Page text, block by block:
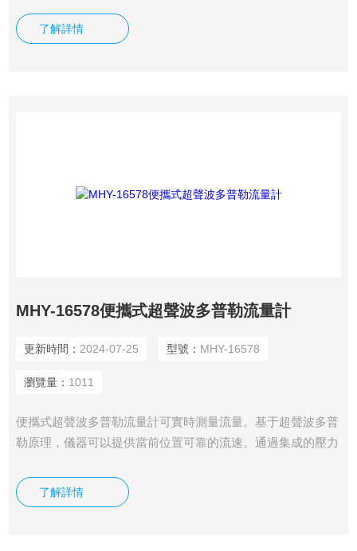
流量測量而研制的。
了解詳情
MHY-16578便攜式超聲波多普勒流量計
更新時間： 2024-07-25 型號： MHY-16578
瀏覽量： 1011
便攜式超聲波多普勒流量計可實時測量流量。基于超聲波多普
勒原理，儀器可以提供當前位置可靠的流速。通過集成的壓力
(jù)。
了解詳情